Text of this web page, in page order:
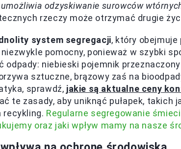
odzyskiwanie surowców
rzeczy może otrzymać drugie
system segregacji, który
pomocny, ponieważ w szybki
odpady: niebieski pojemnik
sztuczne, brązowy zaś na
sprawdź, jakie są aktualne ceny
te zasady, aby uniknąć pułapek, takich
recykling. Regularne segregowanie
oraz jaki wpływ mamy na nasze